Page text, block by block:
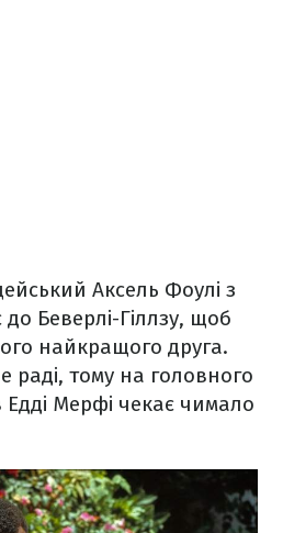
Аксель Фоулі з
Беверлі-Гіллзу, щоб
найкращого друга.
раді, тому на головного
Едді Мерфі чекає чимало